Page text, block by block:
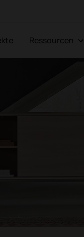
Ressourcen